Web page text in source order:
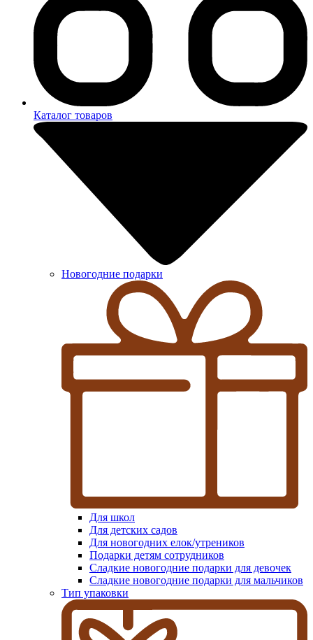
Каталог товаров
Новогодние подарки
Для школ
Для детских садов
Для новогодних елок/утреников
Подарки детям сотрудников
Сладкие новогодние подарки для девочек
Сладкие новогодние подарки для мальчиков
Тип упаковки